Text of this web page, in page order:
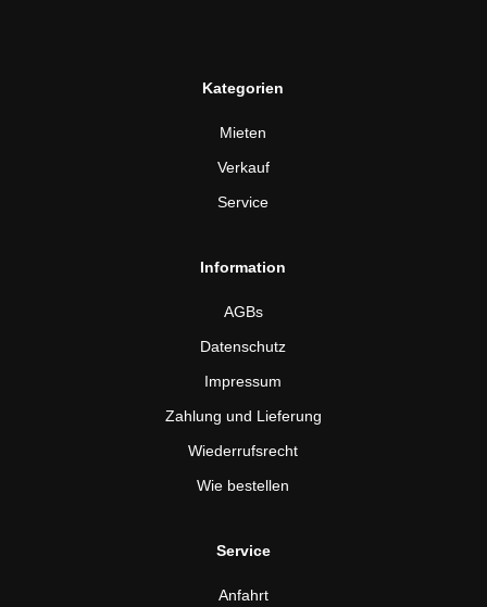
Kategorien
Mieten
Verkauf
Service
Information
AGBs
Datenschutz
Impressum
Zahlung und Lieferung
Wiederrufsrecht
Wie bestellen
Service
Anfahrt